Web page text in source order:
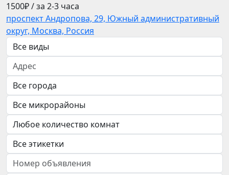
1500₽/ за 2-3 часа
проспект Андропова, 29, Южный административный
округ, Москва, Россия